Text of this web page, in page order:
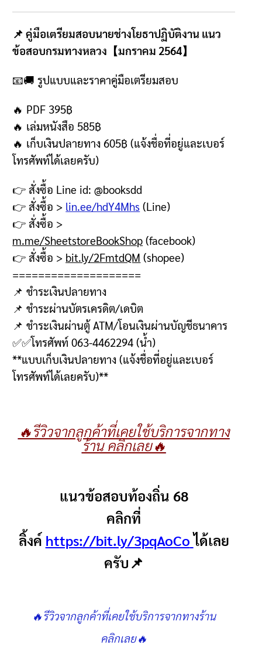
📌 คู่มือเตรียมสอบนายช่างโยธาปฏิบัติงาน แนว
ข้อสอบกรมทางหลวง【มกราคม 2564】
📧🚚รูปแบบและราคาคู่มือเตรียมสอบ
🔥 PDF 395฿
🔥 เล่มหนังสือ 585฿
🔥 เก็บเงินปลายทาง 605฿ (แจ้งชื่อที่อยู่และเบอร์
โทรศัพท์ได้เลยครับ)
👉 สั่งซื้อ Line id: @booksdd
👉 สั่งซื้อ > lin.ee/hdY4Mhs (Line)
👉 สั่งซื้อ >
m.me/SheetstoreBookShop (facebook)
👉 สั่งซื้อ > bit.ly/2FmtdQM (shopee)
====================
📌 ชำระเงินปลายทาง
📌 ชำระผ่านบัตรเครดิต/เดบิต
📌 ชำระเงินผ่านตู้ATM/โอนเงินผ่านบัญชีธนาคาร
✅✅โทรศัพท์ 063-4462294 (น้ำ)
**แบบเก็บเงินปลายทาง (แจ้งชื่อที่อยู่และเบอร์
โทรศัพท์ได้เลยครับ)**
🔥รีวิวจากลูกค้าที่เคยใช้บริการจากทาง
ร้าน คลิกเลย🔥
แนวข้อสอบท้องถิ่น 68
คลิกที่
ลิ้งค์ https://bit.ly/3pqAoCo ได้เลย
ครับ📌
🔥รีวิวจากลูกค้าที่เคยใช้บริการจากทางร้าน
คลิกเลย🔥